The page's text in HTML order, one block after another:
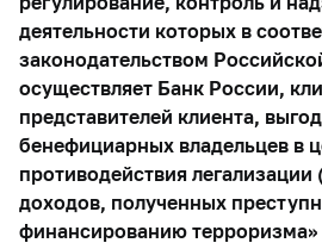
деятельности которых в
законодательством
осуществляет Банк России,
представителей клиента,
бенефициарных владельцев в
противодействия
доходов, полученных
финансированию терроризма»